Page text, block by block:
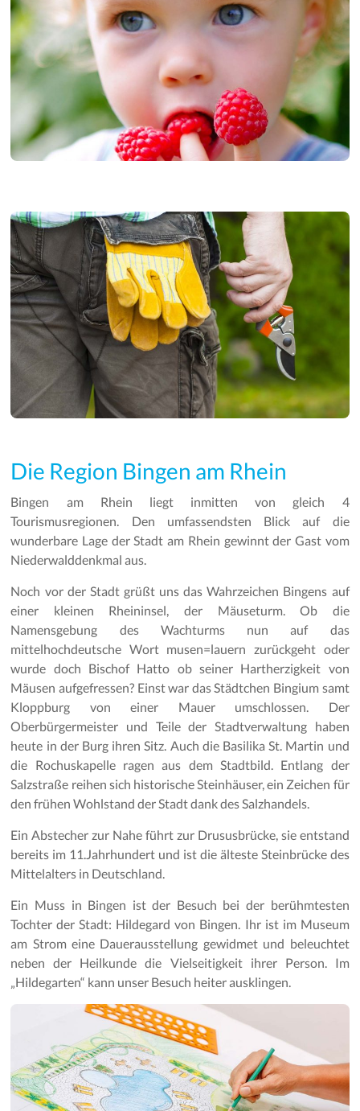
Die Region Bingen am Rhein
Bingen am Rhein liegt inmitten von gleich 4
Tourismusregionen. Den umfassendsten Blick auf die
wunderbare Lage der Stadt am Rhein gewinnt der Gast vom
Niederwalddenkmal aus.
Noch vor der Stadt grüßt uns das Wahrzeichen Bingens auf
einer kleinen Rheininsel, der Mäuseturm. Ob die
Namensgebung des Wachturms nun auf das
mittelhochdeutsche Wort musen=lauern zurückgeht oder
wurde doch Bischof Hatto ob seiner Hartherzigkeit von
Mäusen aufgefressen? Einst war das Städtchen Bingium samt
Kloppburg von einer Mauer umschlossen. Der
Oberbürgermeister und Teile der Stadtverwaltung haben
heute in der Burg ihren Sitz. Auch die Basilika St. Martin und
die Rochuskapelle ragen aus dem Stadtbild. Entlang der
Salzstraße reihen sich historische Steinhäuser, ein Zeichen für
den frühen Wohlstand der Stadt dank des Salzhandels.
Ein Abstecher zur Nahe führt zur Drususbrücke, sie entstand
bereits im 11.Jahrhundert und ist die älteste Steinbrücke des
Mittelalters in Deutschland.
Ein Muss in Bingen ist der Besuch bei der berühmtesten
Tochter der Stadt: Hildegard von Bingen. Ihr ist im Museum
am Strom eine Dauerausstellung gewidmet und beleuchtet
neben der Heilkunde die Vielseitigkeit ihrer Person. Im
„Hildegarten“ kann unser Besuch heiter ausklingen.